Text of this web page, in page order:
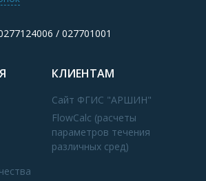
/ 027701001
КЛИЕНТАМ
Сайт ФГИС "АРШИН"
FlowCalc (расчеты
параметров течения
различных сред)